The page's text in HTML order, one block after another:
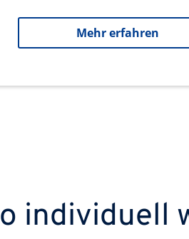
Mehr erfahren
individuell